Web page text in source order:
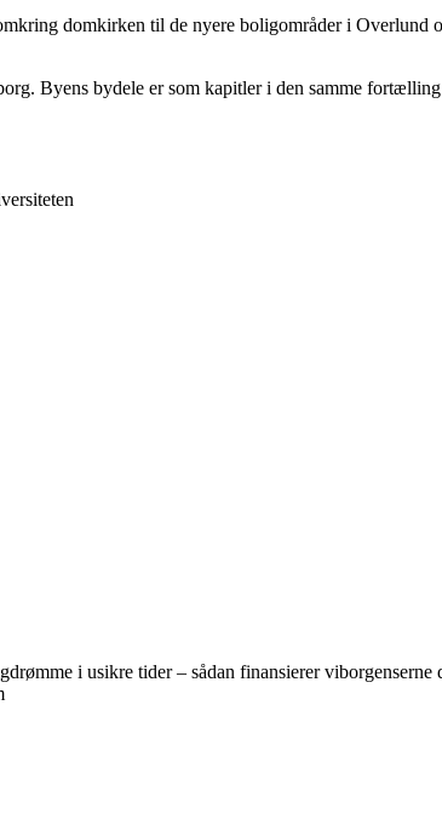
domkirken til de nyere boligområder i
Byens bydele er som kapitler i den samme
i usikre tider – sådan finansierer viborgenserne